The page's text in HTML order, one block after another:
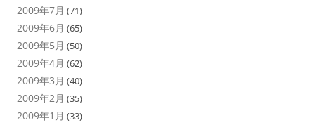
2009年7月 (71)
2009年6月 (65)
2009年5月 (50)
2009年4月 (62)
2009年3月 (40)
2009年2月 (35)
2009年1月 (33)